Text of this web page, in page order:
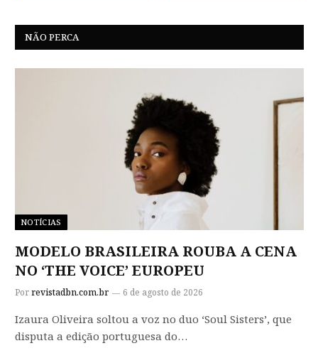
NÃO PERCA
NOTÍCIAS
MODELO BRASILEIRA ROUBA A CENA
NO ‘THE VOICE’ EUROPEU
Porrevistadbn.com.br 6 de agosto de 2026
Izaura Oliveira soltou a voz no duo ‘Soul Sisters’, que
disputa a edição portuguesa do…